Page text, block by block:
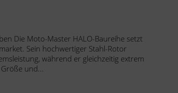
Die Moto-Master HALO-Baureihe setzt
Sein hochwertiger Stahl-Rotor
während er gleichzeitig extrem
und...